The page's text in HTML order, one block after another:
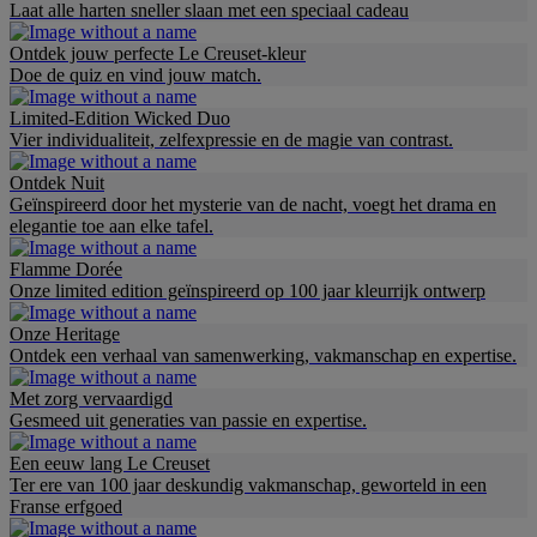
Laat alle harten sneller slaan met een speciaal cadeau
Ontdek jouw perfecte Le Creuset-kleur
Doe de quiz en vind jouw match.
Limited-Edition Wicked Duo
Vier individualiteit, zelfexpressie en de magie van contrast.
Ontdek Nuit
Geïnspireerd door het mysterie van de nacht, voegt het drama en
elegantie toe aan elke tafel.
Flamme Dorée
Onze limited edition geïnspireerd op 100 jaar kleurrijk ontwerp
Onze Heritage
Ontdek een verhaal van samenwerking, vakmanschap en expertise.
Met zorg vervaardigd
Gesmeed uit generaties van passie en expertise.
Een eeuw lang Le Creuset
Ter ere van 100 jaar deskundig vakmanschap, geworteld in een
Franse erfgoed